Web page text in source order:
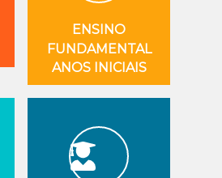
ENSINO
FUNDAMENTAL
ANOS INICIAIS